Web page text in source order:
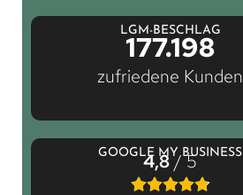
LGM-BESCHLAG
177.198
zufriedene Kunden
GOOGLE MY BUSINESS
4,8/ 5